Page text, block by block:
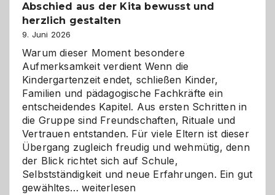
verstehen
Abschied aus der Kita bewusst und
herzlich gestalten
9. Juni 2026
Warum dieser Moment besondere
Aufmerksamkeit verdient Wenn die
Kindergartenzeit endet, schließen Kinder,
Familien und pädagogische Fachkräfte ein
entscheidendes Kapitel. Aus ersten Schritten in
die Gruppe sind Freundschaften, Rituale und
Vertrauen entstanden. Für viele Eltern ist dieser
Übergang zugleich freudig und wehmütig, denn
der Blick richtet sich auf Schule,
Selbstständigkeit und neue Erfahrungen. Ein gut
gewähltes…Abschied
weiterlesen